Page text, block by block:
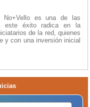
No+Vello es una de las
este éxito radica en la
de la red, quienes
y con una inversión inicial